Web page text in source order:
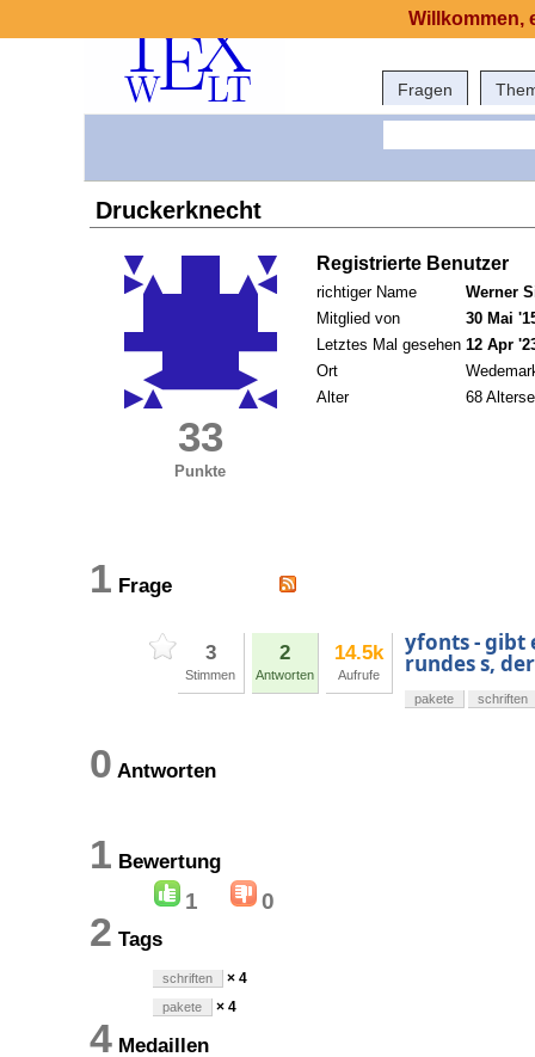
Fragen
Druckerknecht
33
Punkte
Registrierte Benutzer
richtiger Name
Werner
Mitglied von
30 Mai
Letztes Mal gesehen 12 Apr
Ort
Alter
68
1 Frage
3
Stimmen
2
Antworten
14.5k
Aufrufe
yfonts - gibt
rundes s,
pakete schriften
0 Antworten
1 Bewertung
1 0
2 Tags
schriften × 4
pakete × 4
4 Medaillen
Willkommen,